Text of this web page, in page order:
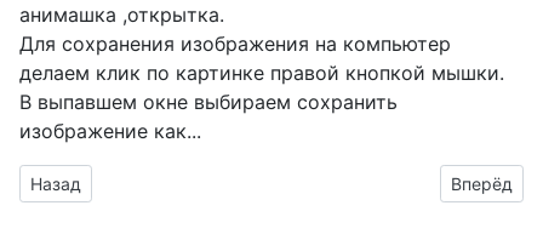
анимашка ,открытка.
Для сохранения изображения на компьютер
делаем клик по картинке правой кнопкой мышки.
В выпавшем окне выбираем сохранить
изображение как...
Предыдущий материал: открытки с днём СА и ВМФ
Назад Вперёд